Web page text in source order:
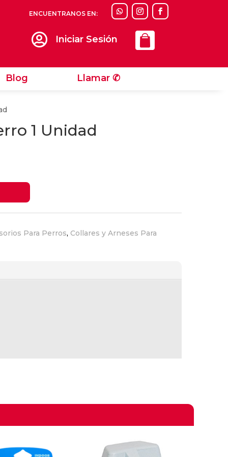
ENCUENTRANOS EN:
 Iniciar Sesión
Blog Llamar ✆
Llamar ✆
1 Unidad
Para Perros, Collares y Arneses Para